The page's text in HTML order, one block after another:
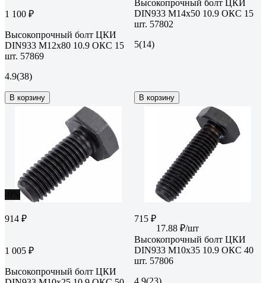
1 100 ₽
Высокопрочный болт ЦКИ
DIN933 М12х80 10.9 ОКС 15
шт. 57869
4.9(38)
В корзину
Высокопрочный болт ЦКИ
DIN933 М14х50 10.9 ОКС 15
шт. 57802
5(14)
В корзину
914 ₽
1 005 ₽
Высокопрочный болт ЦКИ
715 ₽
17.88 ₽/шт
Высокопрочный болт ЦКИ
DIN933 М10х35 10.9 ОКС 40
шт. 57806
4.9(23)